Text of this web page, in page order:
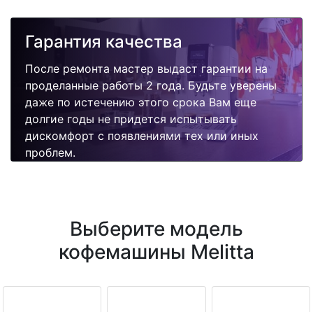
Гарантия качества
После ремонта мастер выдаст гарантии на
проделанные работы 2 года. Будьте уверены
даже по истечению этого срока Вам еще
долгие годы не придется испытывать
дискомфорт с появлениями тех или иных
проблем.
Выберите модель
кофемашины Melitta